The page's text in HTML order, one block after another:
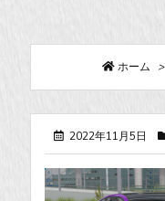
ホーム >
2022年11月5日